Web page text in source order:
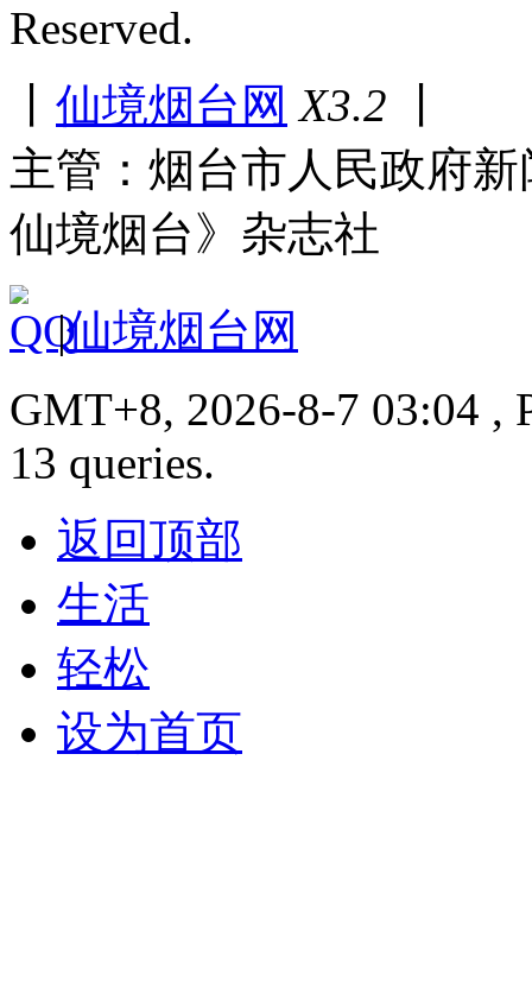
Reserved.
仙境烟台网 X3.2
主管：烟台市人民政府
仙境烟台》杂志社
|仙境烟台网
GMT+8, 2026-8-7 03:04 ,
13 queries.
返回顶部
生活
轻松
设为首页